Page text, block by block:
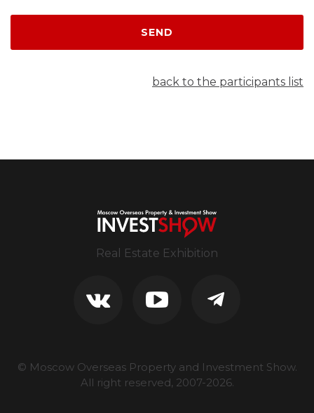
SEND
back to the participants list
Real Estate Exhibition
© Moscow Overseas Property and Investment Show.
All right reserved, 2007-2026.